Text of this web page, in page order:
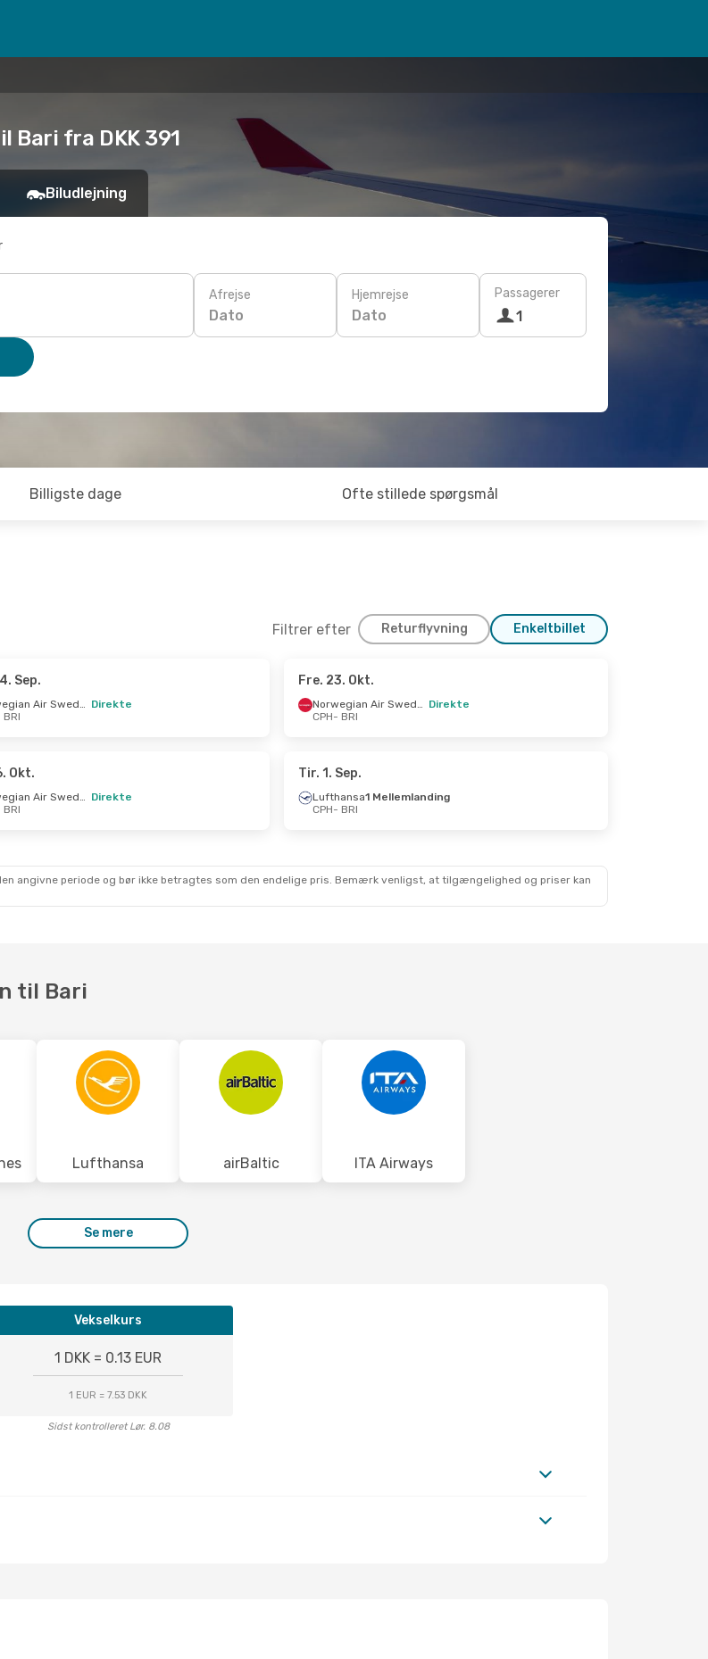
Bari fra DKK 391
Biludlejning
Afrejse
Dato
Hjemrejse
Dato
Passagerer
1
Billigste dage Ofte stillede spørgsmål
Filtrer efter Returflyvning Enkeltbillet
- Søn. 25. Okt.
Norwegian Air Sweden Direkte
Swiss International Air Lines
1 Mellemlanding
Sep.
Norwegian Air Sweden Direkte
BRI
Fre. 23. Okt.
Norwegian Air Sweden Direkte
CPH- BRI
Okt.
Norwegian Air Sweden Direkte
BRI
Tir. 1. Sep.
Lufthansa1 Mellemlanding
CPH- BRI
angivne periode og bør ikke betragtes som den endelige pris. Bemærk venligst, at tilgængelighed og priser kan
til Bari
Lufthansa airBaltic ITA Airways
Se mere
Vekselkurs
1 DKK = 0.13 EUR
1 EUR = 7.53 DKK
Sidst kontrolleret Lør. 8.08